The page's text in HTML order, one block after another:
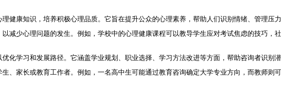
健康知识，培养积极心理品质。它旨在提升公众的心理素养，帮助人们识别情绪、管理压
减少心理问题的发生。例如，学校中的心理健康课程可以教导学生应对考试焦虑的技巧，
化学习和发展路径。它涵盖学业规划、职业选择、学习方法改进等方面，帮助咨询者识别
、家长或教育工作者。例如，一名高中生可能通过教育咨询确定大学专业方向，而教师则